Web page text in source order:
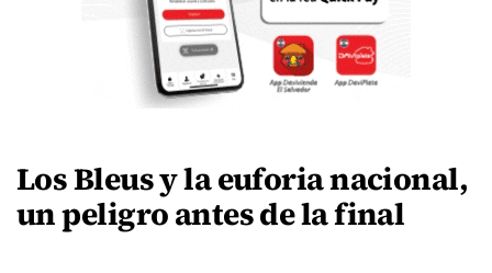
Los Bleus y la euforia nacional,
un peligro antes de la final